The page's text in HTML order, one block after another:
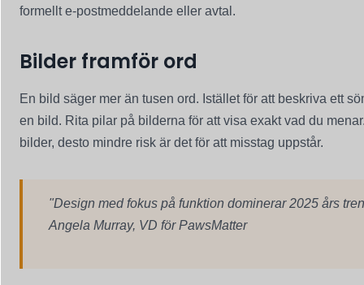
formellt e-postmeddelande eller avtal.
Bilder framför ord
En bild säger mer än tusen ord. Istället för att beskriva ett
en bild. Rita pilar på bilderna för att visa exakt vad du
bilder, desto mindre risk är det för att misstag uppstår.
"Design med fokus på funktion dominerar 2025 års
Angela Murray, VD för PawsMatter